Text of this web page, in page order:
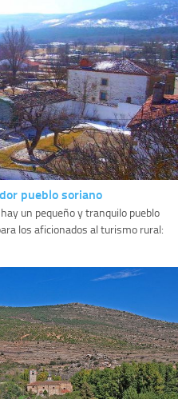
pueblo soriano
un pequeño y tranquilo pueblo
los aficionados al turismo rural: